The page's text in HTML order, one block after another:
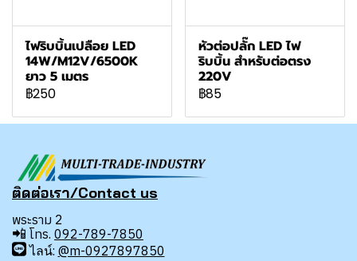
ไฟริบบิ้นเปลือย LED
14W/M12V/6500K
ยาว 5 เมตร
฿250
หัวต่อปลั๊ก LED ไฟ
ริบบิ้น สำหรับต่อตรง
220V
฿85
ติดต่อเรา/Contact us
พระราม 2
📲 โทร. 092-789-7850
ไลน์: @m-0927897850